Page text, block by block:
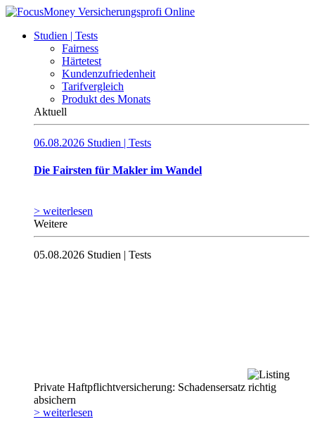
Studien | Tests
Fairness
Härtetest
Kundenzufriedenheit
Tarifvergleich
Produkt des Monats
Aktuell
06.08.2026 Studien | Tests
Die Fairsten für Makler im Wandel
> weiterlesen
Weitere
05.08.2026 Studien | Tests
Private Haftpflicht­versicherung: Schadensersatz richtig
absichern
> weiterlesen